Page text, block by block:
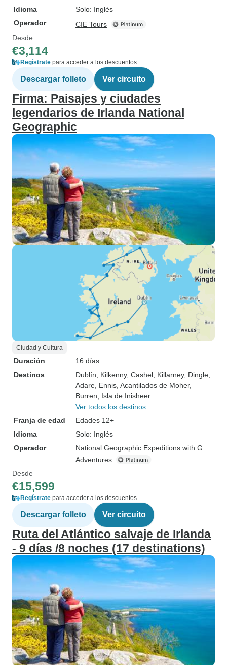
Idioma
Solo: Inglés
Operador
CIE Tours
Desde
€3,114
Regístrate para acceder a los descuentos
Descargar folleto Ver circuito
Firma: Paisajes y ciudades
legendarios de Irlanda National
Geographic
Ciudad y Cultura
Duración
16 días
Destinos
Dublín , Kilkenny, Cashel , Killarney, Dingle
Adare , Ennis , Acantilados de Moher,
Burren , Isla de Inisheer
Ver todos los destinos
Franja de edad
Edades 12+
Idioma
Solo: Inglés
Operador
National Geographic Expeditions with G
Adventures
Desde
€15,599
Regístrate para acceder a los descuentos
Descargar folleto Ver circuito
Ruta del Atlántico salvaje de Irlanda
- 9 días /8 noches (17 destinations)